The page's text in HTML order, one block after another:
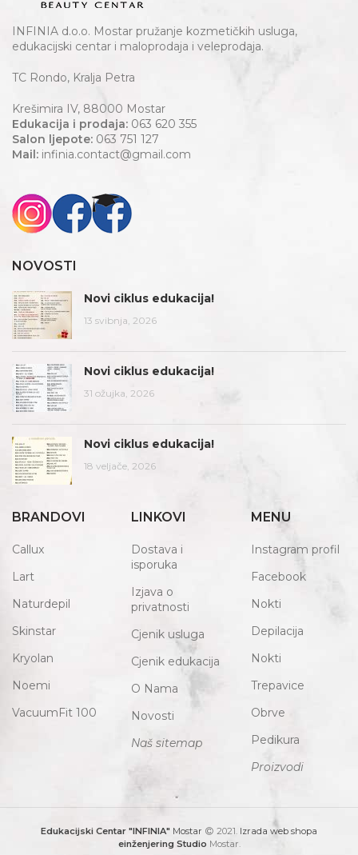
INFINIA d.o.o. Mostar pružanje kozmetičkih usluga,
edukacijski centar i maloprodaja i veleprodaja.
TC Rondo, Kralja Petra
Krešimira IV, 88000 Mostar
Edukacija i prodaja: 063 620 355
Salon ljepote: 063 751 127
Mail: infinia.contact@gmail.com
NOVOSTI
Novi ciklus edukacija!
13 svibnja, 2026
Novi ciklus edukacija!
31 ožujka, 2026
Novi ciklus edukacija!
18 veljače, 2026
BRANDOVI
Callux
Lart
Naturdepil
Skinstar
Kryolan
Noemi
VacuumFit 100
LINKOVI
Dostava i
isporuka
Izjava o
privatnosti
Cjenik usluga
Cjenik edukacija
O Nama
Novosti
Naš sitemap
MENU
Instagram profil
Facebook
Nokti
Depilacija
Nokti
Trepavice
Obrve
Pedikura
Proizvodi
Edukacijski Centar "INFINIA" Mostar 2021. Izrada web shopa
einženjering Studio Mostar.